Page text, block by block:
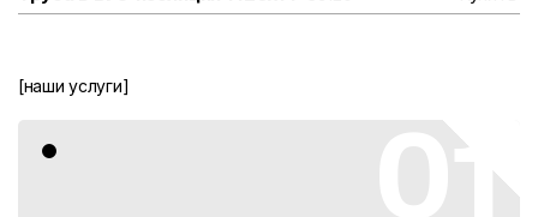
[наши услуги]